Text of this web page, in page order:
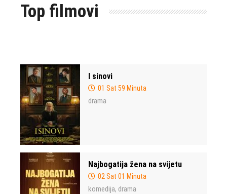
Top filmovi
I sinovi
01 Sat 59 Minuta
drama
Najbogatija žena na svijetu
02 Sat 01 Minuta
komedija, drama